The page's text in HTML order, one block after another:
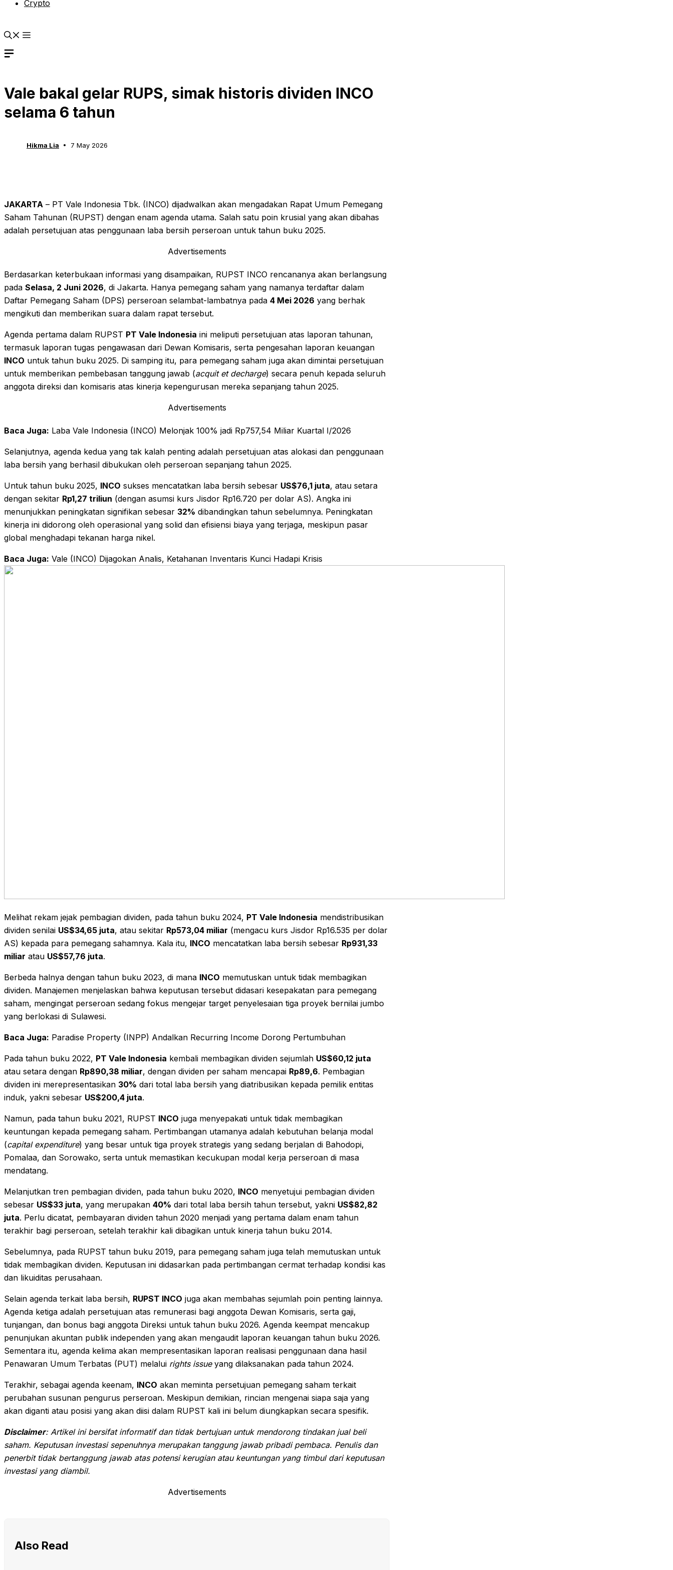
Crypto
Vale bakal gelar RUPS, simak historis dividen INCO
selama 6 tahun
Hikma Lia 7 May 2026
JAKARTA – PT Vale Indonesia Tbk. (INCO) dijadwalkan akan mengadakan Rapat Umum Pemegang
Saham Tahunan (RUPST) dengan enam agenda utama. Salah satu poin krusial yang akan dibahas
adalah persetujuan atas penggunaan laba bersih perseroan untuk tahun buku 2025.
Advertisements
Berdasarkan keterbukaan informasi yang disampaikan, RUPST INCO rencananya akan berlangsung
pada Selasa, 2 Juni 2026, di Jakarta. Hanya pemegang saham yang namanya terdaftar dalam
Daftar Pemegang Saham (DPS) perseroan selambat-lambatnya pada 4 Mei 2026 yang berhak
mengikuti dan memberikan suara dalam rapat tersebut.
Agenda pertama dalam RUPST PT Vale Indonesia ini meliputi persetujuan atas laporan tahunan,
termasuk laporan tugas pengawasan dari Dewan Komisaris, serta pengesahan laporan keuangan
INCO untuk tahun buku 2025. Di samping itu, para pemegang saham juga akan dimintai persetujuan
untuk memberikan pembebasan tanggung jawab (acquit et decharge) secara penuh kepada seluruh
anggota direksi dan komisaris atas kinerja kepengurusan mereka sepanjang tahun 2025.
Advertisements
Baca Juga: Laba Vale Indonesia (INCO) Melonjak 100% jadi Rp757,54 Miliar Kuartal I/2026
Selanjutnya, agenda kedua yang tak kalah penting adalah persetujuan atas alokasi dan penggunaan
laba bersih yang berhasil dibukukan oleh perseroan sepanjang tahun 2025.
Untuk tahun buku 2025, INCO sukses mencatatkan laba bersih sebesar US$76,1 juta, atau setara
dengan sekitar Rp1,27 triliun (dengan asumsi kurs Jisdor Rp16.720 per dolar AS). Angka ini
menunjukkan peningkatan signifikan sebesar 32% dibandingkan tahun sebelumnya. Peningkatan
kinerja ini didorong oleh operasional yang solid dan efisiensi biaya yang terjaga, meskipun pasar
global menghadapi tekanan harga nikel.
Baca Juga: Vale (INCO) Dijagokan Analis, Ketahanan Inventaris Kunci Hadapi Krisis
Melihat rekam jejak pembagian dividen, pada tahun buku 2024, PT Vale Indonesia mendistribusikan
dividen senilai US$34,65 juta, atau sekitar Rp573,04 miliar (mengacu kurs Jisdor Rp16.535 per dolar
AS) kepada para pemegang sahamnya. Kala itu, INCO mencatatkan laba bersih sebesar Rp931,33
miliar atau US$57,76 juta.
Berbeda halnya dengan tahun buku 2023, di mana INCO memutuskan untuk tidak membagikan
dividen. Manajemen menjelaskan bahwa keputusan tersebut didasari kesepakatan para pemegang
saham, mengingat perseroan sedang fokus mengejar target penyelesaian tiga proyek bernilai jumbo
yang berlokasi di Sulawesi.
Baca Juga: Paradise Property (INPP) Andalkan Recurring Income Dorong Pertumbuhan
Pada tahun buku 2022, PT Vale Indonesia kembali membagikan dividen sejumlah US$60,12 juta
atau setara dengan Rp890,38 miliar, dengan dividen per saham mencapai Rp89,6. Pembagian
dividen ini merepresentasikan 30% dari total laba bersih yang diatribusikan kepada pemilik entitas
induk, yakni sebesar US$200,4 juta.
Namun, pada tahun buku 2021, RUPST INCO juga menyepakati untuk tidak membagikan
keuntungan kepada pemegang saham. Pertimbangan utamanya adalah kebutuhan belanja modal
(capital expenditure) yang besar untuk tiga proyek strategis yang sedang berjalan di Bahodopi,
Pomalaa, dan Sorowako, serta untuk memastikan kecukupan modal kerja perseroan di masa
mendatang.
Melanjutkan tren pembagian dividen, pada tahun buku 2020, INCO menyetujui pembagian dividen
sebesar US$33 juta, yang merupakan 40% dari total laba bersih tahun tersebut, yakni US$82,82
juta. Perlu dicatat, pembayaran dividen tahun 2020 menjadi yang pertama dalam enam tahun
terakhir bagi perseroan, setelah terakhir kali dibagikan untuk kinerja tahun buku 2014.
Sebelumnya, pada RUPST tahun buku 2019, para pemegang saham juga telah memutuskan untuk
tidak membagikan dividen. Keputusan ini didasarkan pada pertimbangan cermat terhadap kondisi kas
dan likuiditas perusahaan.
Selain agenda terkait laba bersih, RUPST INCO juga akan membahas sejumlah poin penting lainnya.
Agenda ketiga adalah persetujuan atas remunerasi bagi anggota Dewan Komisaris, serta gaji,
tunjangan, dan bonus bagi anggota Direksi untuk tahun buku 2026. Agenda keempat mencakup
penunjukan akuntan publik independen yang akan mengaudit laporan keuangan tahun buku 2026.
Sementara itu, agenda kelima akan mempresentasikan laporan realisasi penggunaan dana hasil
Penawaran Umum Terbatas (PUT) melalui rights issueyang dilaksanakan pada tahun 2024.
Terakhir, sebagai agenda keenam, INCO akan meminta persetujuan pemegang saham terkait
perubahan susunan pengurus perseroan. Meskipun demikian, rincian mengenai siapa saja yang
akan diganti atau posisi yang akan diisi dalam RUPST kali ini belum diungkapkan secara spesifik.
Disclaimer: Artikel ini bersifat informatif dan tidak bertujuan untuk mendorong tindakan jual beli
saham. Keputusan investasi sepenuhnya merupakan tanggung jawab pribadi pembaca. Penulis dan
penerbit tidak bertanggung jawab atas potensi kerugian atau keuntungan yang timbul dari keputusan
investasi yang diambil.
Advertisements
Also Read